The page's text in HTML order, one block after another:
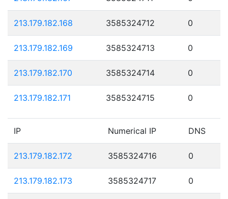
213.179.182.168 3585324712 0
213.179.182.169 3585324713 0
213.179.182.170 3585324714 0
213.179.182.171 3585324715 0
IP Numerical IP DNS
213.179.182.172 3585324716 0
213.179.182.173 3585324717 0